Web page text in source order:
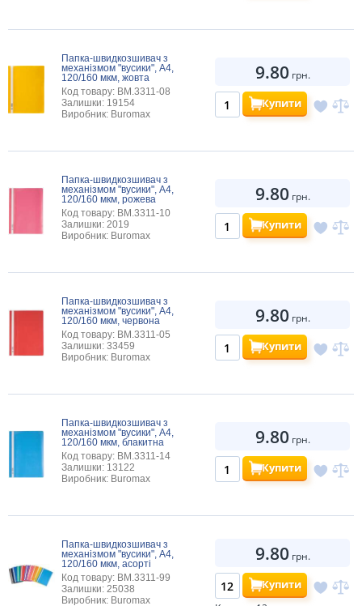
Папка-швидкозшивач з
механізмом "вусики", А4,
120/160 мкм, жовта
Код товару: BM.3311-08
Залишки: 19154
Виробник: Buromax
9.80 грн.
Купити
Папка-швидкозшивач з
механізмом "вусики", А4,
120/160 мкм, рожева
Код товару: BM.3311-10
Залишки: 2019
Виробник: Buromax
9.80 грн.
Купити
Папка-швидкозшивач з
механізмом "вусики", А4,
120/160 мкм, червона
Код товару: BM.3311-05
Залишки: 33459
Виробник: Buromax
9.80 грн.
Купити
Папка-швидкозшивач з
механізмом "вусики", А4,
120/160 мкм, блакитна
Код товару: BM.3311-14
Залишки: 13122
Виробник: Buromax
9.80 грн.
Купити
Папка-швидкозшивач з
механізмом "вусики", А4,
120/160 мкм, асорті
Код товару: BM.3311-99
Залишки: 25038
Виробник: Buromax
9.80 грн.
Купити